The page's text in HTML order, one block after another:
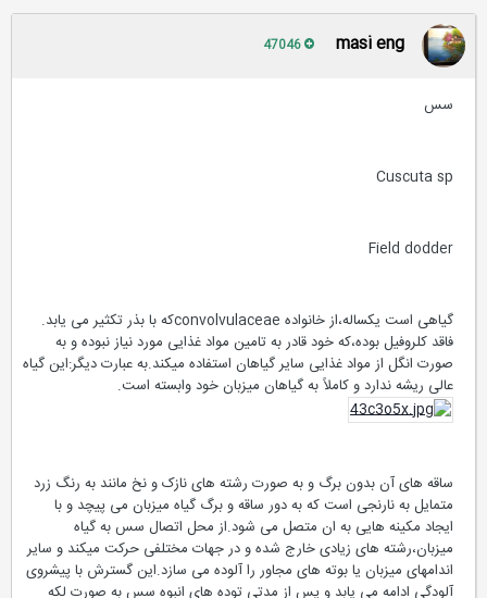
masi eng
سس
Cuscuta sp
Field dodder
گیاهی است یکساله،از خانواده convolvulaceaeکه با بذر تکثیر می یابد.
فاقد کلروفیل بوده،که خود قادر به تامین مواد غذایی مورد نیاز نبوده و به
صورت انگل از مواد غذایی سایر گیاهان استفاده میکند.به عبارت دیگر:این گیاه
عالی ریشه ندارد و کاملاً به گیاهان میزبان خود وابسته است.
ساقه های آن بدون برگ و به صورت رشته های نازک و نخ مانند به رنگ زرد
متمایل به نارنجی است که به دور ساقه و برگ گیاه میزبان می پیچد و با
ایجاد مکینه هایی به ان متصل می شود.از محل اتصال سس به گیاه
میزبان،رشته های زیادی خارج شده و در جهات مختلفی حرکت میکند و سایر
اندامهای میزبان یا بوته های مجاور را آلوده می سازد.این گسترش با پیشروی
آلودگی ادامه می یابد و پس از مدتی توده های انبوه سس به صورت لکه